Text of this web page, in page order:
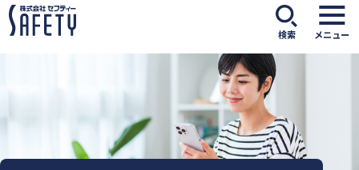
検索 メニュー